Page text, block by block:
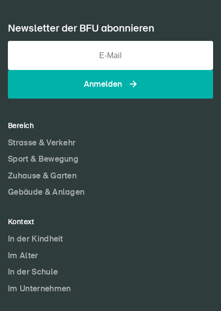
ven­
erleben
Newsletter der BFU abonnieren
Anmelden
Bereich
Strasse & Verkehr
Sport & Bewegung
Zuhause & Garten
Gebäude & Anlagen
Kontext
In der Kindheit
Im Alter
In der Schule
Im Unternehmen